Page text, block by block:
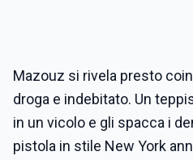
Mazouz si rivela presto
droga e indebitato. Un
in un vicolo e gli spacca i
pistola in stile New York